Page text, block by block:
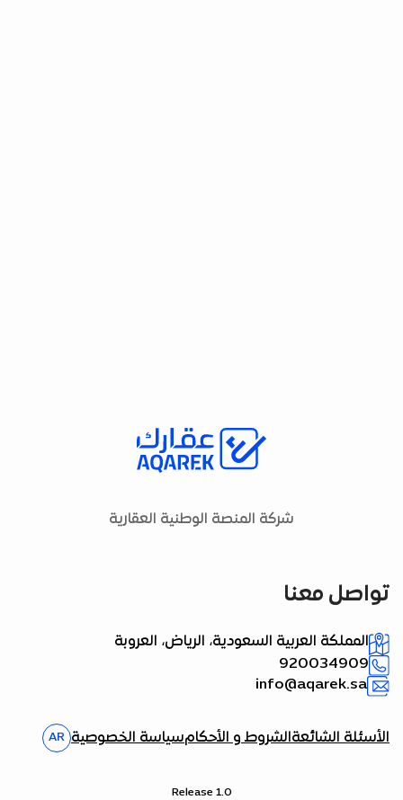
شركة المنصة الوطنية العقارية
تواصل معنا
المملكة العربية السعودية، الرياض، العروبة
920034909
info@aqarek.sa
الأسئلة الشائعةالشروط و الأحكامسياسة الخصوصية AR
Release 1.0